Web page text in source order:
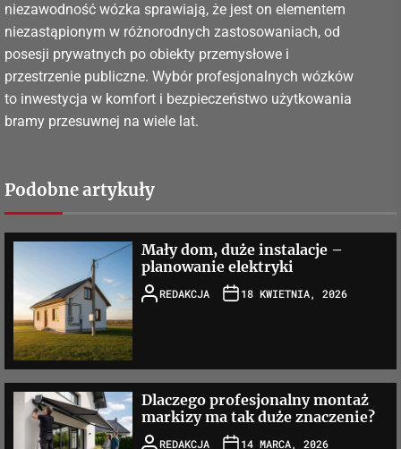
niezawodność wózka sprawiają, że jest on elementem
niezastąpionym w różnorodnych zastosowaniach, od
posesji prywatnych po obiekty przemysłowe i
przestrzenie publiczne. Wybór profesjonalnych wózków
to inwestycja w komfort i bezpieczeństwo użytkowania
bramy przesuwnej na wiele lat.
Podobne artykuły
Mały dom, duże instalacje –
planowanie elektryki
REDAKCJA 18 KWIETNIA, 2026
Dlaczego profesjonalny montaż
markizy ma tak duże znaczenie?
REDAKCJA 14 MARCA, 2026